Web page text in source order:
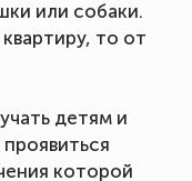
или собаки.
то от
детям и
которой